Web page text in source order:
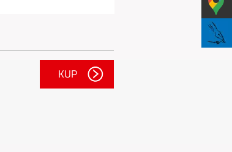
KUP